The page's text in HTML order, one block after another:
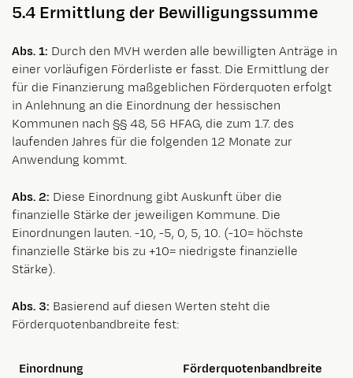
5.4 Ermittlung der Bewilligungssumme
Abs. 1: Durch den MVH werden alle bewilligten Anträge in
einer vorläufigen Förderliste er fasst. Die Ermittlung der
für die Finanzierung maßgeblichen Förderquoten erfolgt
in Anlehnung an die Einordnung der hessischen
Kommunen nach §§ 48, 56 HFAG, die zum 1.7. des
laufenden Jahres für die folgenden 12 Monate zur
Anwendung kommt.
Abs. 2: Diese Einordnung gibt Auskunft über die
finanzielle Stärke der jeweiligen Kommune. Die
Einordnungen lauten. -10, -5, 0, 5, 10. (-10= höchste
finanzielle Stärke bis zu +10= niedrigste finanzielle
Stärke).
Abs. 3: Basierend auf diesen Werten steht die
Förderquotenbandbreite fest:
Einordnung
Förderquotenbandbreite